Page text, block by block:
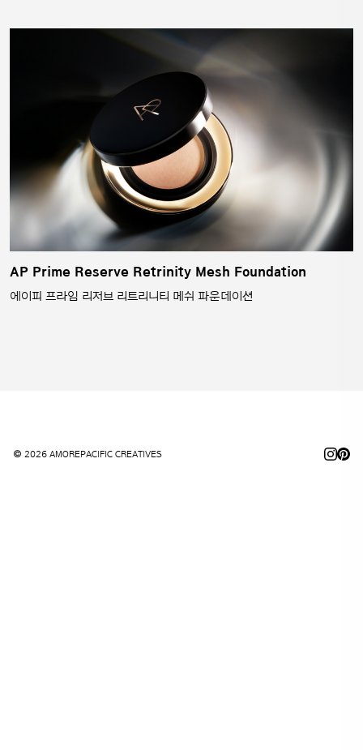
AP Prime Reserve Retrinity Mesh Foundation
에이피 프라임 리저브 리트리니티 메쉬 파운데이션
© 2026 AMOREPACIFIC CREATIVES